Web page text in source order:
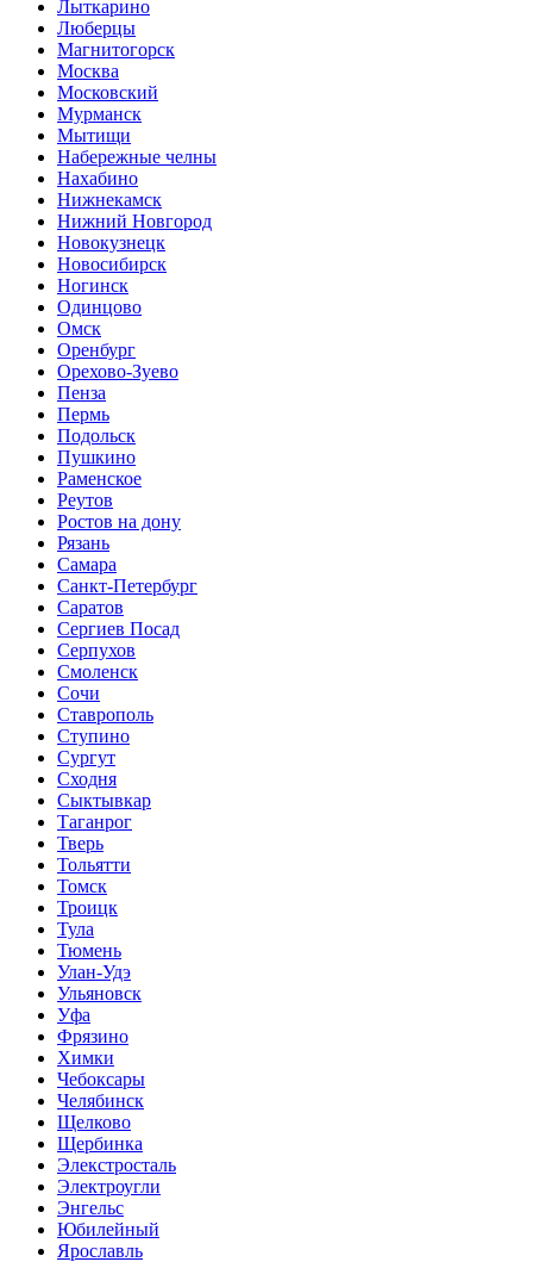
Лыткарино
Люберцы
Магнитогорск
Москва
Московский
Мурманск
Мытищи
Набережные челны
Нахабино
Нижнекамск
Нижний Новгород
Новокузнецк
Новосибирск
Ногинск
Одинцово
Омск
Оренбург
Орехово-Зуево
Пенза
Пермь
Подольск
Пушкино
Раменское
Реутов
Ростов на дону
Рязань
Самара
Санкт-Петербург
Саратов
Сергиев Посад
Серпухов
Смоленск
Сочи
Ставрополь
Ступино
Сургут
Сходня
Сыктывкар
Таганрог
Тверь
Тольятти
Томск
Троицк
Тула
Тюмень
Улан-Удэ
Ульяновск
Уфа
Фрязино
Химки
Чебоксары
Челябинск
Щелково
Щербинка
Элекстросталь
Электроугли
Энгельс
Юбилейный
Ярославль